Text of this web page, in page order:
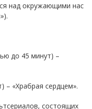
над окружающими нас
до 45 минут) –
– «Храбрая сердцем».
состоящих